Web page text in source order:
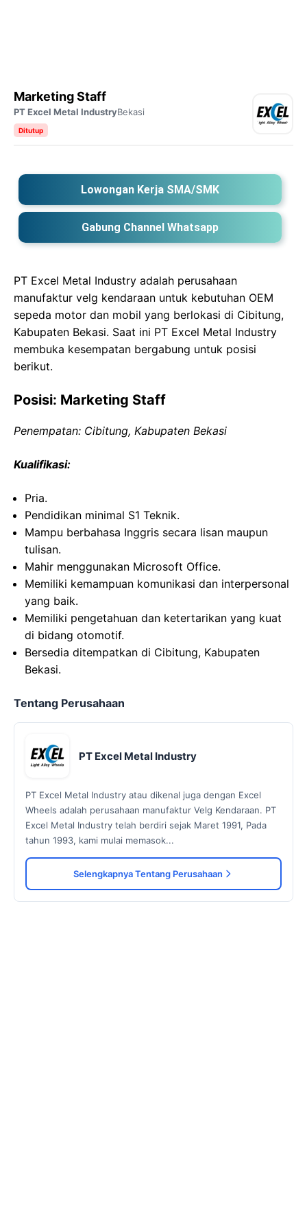
Marketing Staff
PT Excel Metal IndustryBekasi
Ditutup
Lowongan Kerja SMA/SMK
Gabung Channel Whatsapp
PT Excel Metal Industry adalah perusahaan
manufaktur velg kendaraan untuk kebutuhan OEM
sepeda motor dan mobil yang berlokasi di Cibitung,
Kabupaten Bekasi. Saat ini PT Excel Metal Industry
membuka kesempatan bergabung untuk posisi
berikut.
Posisi: Marketing Staff
Penempatan: Cibitung, Kabupaten Bekasi
Kualifikasi:
Pria.
Pendidikan minimal S1 Teknik.
Mampu berbahasa Inggris secara lisan maupun
tulisan.
Mahir menggunakan Microsoft Office.
Memiliki kemampuan komunikasi dan interpersonal
yang baik.
Memiliki pengetahuan dan ketertarikan yang kuat
di bidang otomotif.
Bersedia ditempatkan di Cibitung, Kabupaten
Bekasi.
Tentang Perusahaan
PT Excel Metal Industry
PT Excel Metal Industry atau dikenal juga dengan Excel
Wheels adalah perusahaan manufaktur Velg Kendaraan. PT
Excel Metal Industry telah berdiri sejak Maret 1991, Pada
tahun 1993, kami mulai memasok...
Selengkapnya Tentang Perusahaan